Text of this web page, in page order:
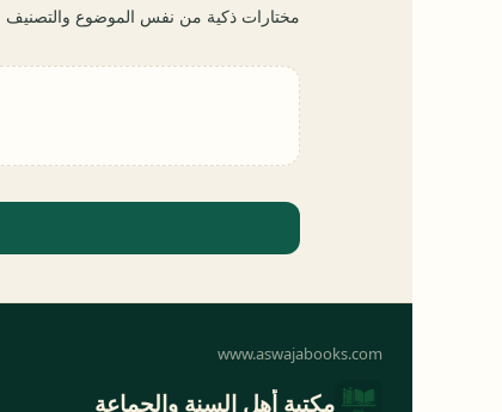
مختارات ذكية من نفس الموضوع والتصنيف
مكتبة أهل السنة والجماعة